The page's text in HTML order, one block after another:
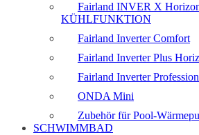
Fairland INVER X
KÜHLFUNKTION
Fairland Inverter Comfort
Fairland Inverter Plus
Fairland Inverter
ONDA Mini
Zubehör für Pool-
SCHWIMMBAD